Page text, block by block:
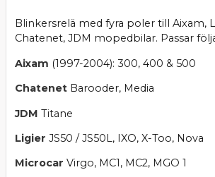
Blinkersrelä med fyra poler till Aixam,
Chatenet, JDM mopedbilar. Passar
Aixam (1997-2004): 300, 400 & 500
Chatenet Barooder, Media
JDM Titane
Ligier JS50 / JS50L, IXO, X-Too, Nova
Microcar Virgo, MC1, MC2, MGO 1